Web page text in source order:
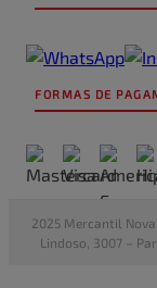
FORMAS DE
2025 Mercantil Nova
Lindoso, 3007 –